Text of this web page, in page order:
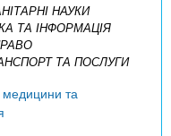
НАУКИ
ТА ІНФОРМАЦІЯ
ТА ПОСЛУГИ
медицини та